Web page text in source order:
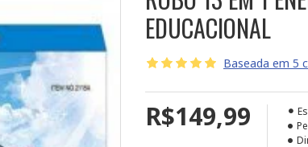
EDUCACIONAL
Baseada em 5
R$149,99